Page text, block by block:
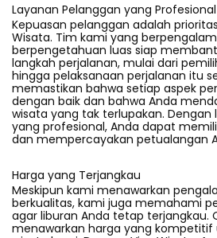
Layanan Pelanggan yang Profesional
Kepuasan pelanggan adalah
Wisata. Tim kami yang
berpengetahuan luas siap
langkah perjalanan, mulai dari
hingga pelaksanaan perjalanan itu
memastikan bahwa setiap aspek
dengan baik dan bahwa Anda
wisata yang tak terlupakan. Dengan
yang profesional, Anda dapat
dan mempercayakan petualangan
Harga yang Terjangkau
Meskipun kami menawarkan
berkualitas, kami juga memahami
agar liburan Anda tetap terjangkau.
menawarkan harga yang